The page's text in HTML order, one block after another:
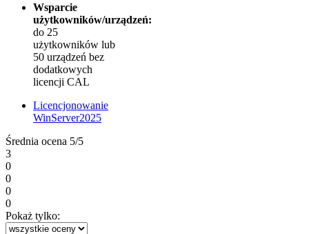
Wsparcie
użytkowników/urządzeń:
do 25
użytkowników lub
50 urządzeń bez
dodatkowych
licencji CAL
Licencjonowanie
WinServer2025
Średnia ocena 5/5
3
0
0
0
0
Pokaż tylko: